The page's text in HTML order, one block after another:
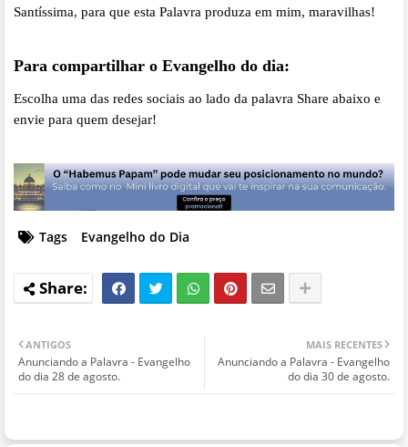
Santíssima, para que esta Palavra produza em mim, maravilhas!
Para compartilhar o Evangelho do dia:
Escolha uma das redes sociais ao lado da palavra Share abaixo e
envie para quem desejar!
Tags Evangelho do Dia
MAIS RECENTES
Anunciando a Palavra - Evangelho
do dia 30 de agosto.
ANTIGOS
Anunciando a Palavra - Evangelho
do dia 28 de agosto.